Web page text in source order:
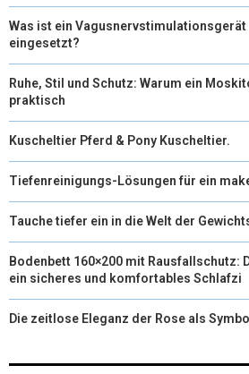
Was ist ein Vagusnervstimulationsgerät
eingesetzt?
Ruhe, Stil und Schutz: Warum ein
praktisch
Kuscheltier Pferd & Pony Kuscheltier.
Tiefenreinigungs-Lösungen für ein
Tauche tiefer ein in die Welt der
Bodenbett 160×200 mit Rausfallschutz:
ein sicheres und komfortables Schlafzi
Die zeitlose Eleganz der Rose als